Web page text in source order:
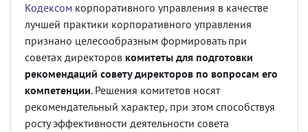
Кодексом корпоративного управления в качестве
лучшей практики корпоративного управления
признано целесообразным формировать при
советах директоров комитеты для подготовки
рекомендаций совету директоров по вопросам его
компетенции. Решения комитетов носят
рекомендательный характер, при этом способствуя
росту эффективности деятельности совета